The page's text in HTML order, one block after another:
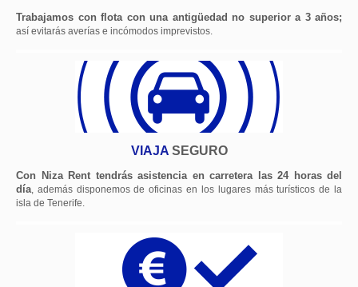
Trabajamos con flota con una antigüedad no superior a 3 años;
así evitarás averías e incómodos imprevistos.
VIAJA SEGURO
Con Niza Rent tendrás asistencia en carretera las 24 horas del
día , además disponemos de oficinas en los lugares más turísticos de la
isla de Tenerife.